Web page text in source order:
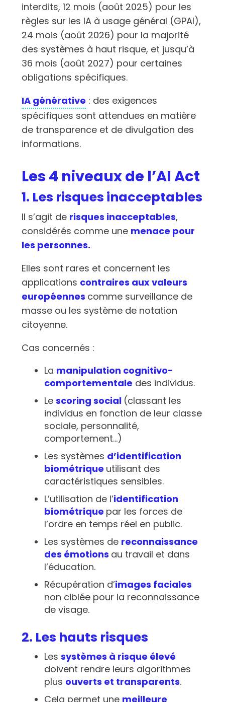
interdits, 12 mois (août 2025) pour les
règles sur les IA à usage général (GPAI),
24 mois (août 2026) pour la majorité
des systèmes à haut risque, et jusqu’à
36 mois (août 2027) pour certaines
obligations spécifiques.
IA générative : des exigences
spécifiques sont attendues en matière
de transparence et de divulgation des
informations.
Les 4 niveaux de l’AI Act
1. Les risques inacceptables
Il s’agit de risques inacceptables,
considérés comme une menace pour
les personnes.
Elles sont rares et concernent les
applications contraires aux valeurs
européennes comme surveillance de
masse ou les système de notation
citoyenne.
Cas concernés :
La manipulation cognitivo-
comportementale des individus.
Le scoring social (classant les
individus en fonction de leur classe
sociale, personnalité,
comportement…)
Les systèmes d’identification
biométrique utilisant des
caractéristiques sensibles.
L’utilisation de l’identification
biométrique par les forces de
l’ordre en temps réel en public.
Les systèmes de reconnaissance
des émotions au travail et dans
l’éducation.
Récupération d’images faciales
non ciblée pour la reconnaissance
de visage.
2. Les hauts risques
Les systèmes à risque élevé
doivent rendre leurs algorithmes
plus ouverts et transparents.
Cela permet une meilleure